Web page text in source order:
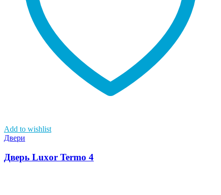
Add to wishlist
Двери
Дверь Luxor Termo 4